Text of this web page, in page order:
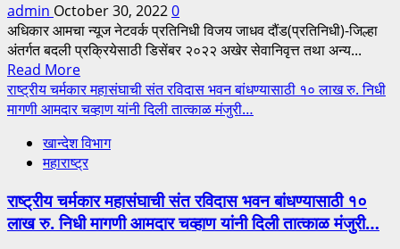
admin October 30, 20220
अधिकार आमचा न्यूज नेटवर्क प्रतिनिधी विजय जाधव दौंड(प्रतिनिधी)-जिल्हा
अंतर्गत बदली प्रक्रियेसाठी डिसेंबर २०२२ अखेर सेवानिवृत्त तथा अन्य...
Read MoreRead
more
about
बदली
प्रक्रियेसाठी
२०२२
अखेरच्या
राष्ट्रीय चर्मकार महासंघाची संत रविदास भवन बांधण्यासाठी १० लाख रु. निधी
मागणी आमदार चव्हाण यांनी दिली तात्काळ मंजुरी…
खान्देश विभाग
महाराष्ट्र
राष्ट्रीय चर्मकार महासंघाची संत रविदास भवन बांधण्यासाठी १०
लाख रु. निधी मागणी आमदार चव्हाण यांनी दिली तात्काळ मंजुरी…